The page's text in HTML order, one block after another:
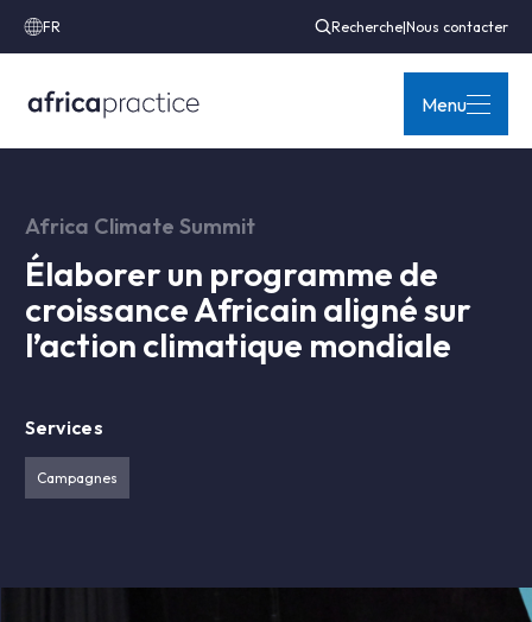
FR Recherche|Nous contacter
Menu
Africa Climate Summit
Élaborer un programme de
croissance Africain aligné sur
l’action climatique mondiale
Services
Campagnes